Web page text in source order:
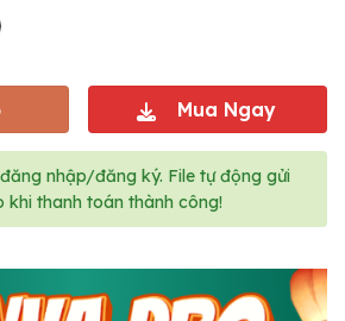
Mua Ngay
nhập/đăng ký. File tự động gửi
khi thanh toán thành công!